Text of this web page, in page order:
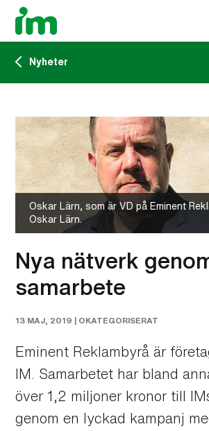
OM IM
CAREER SITE
VAD VI GÖR
VAD DU KAN GÖRA
AKTUELLT
Nyheter
IM:s tidskrift
Nyheter
Oskar Lärn, som är VD på Eminent
Oskar Lärn.
Nya nätverk
samarbete
13 MAJ, 2019 | OKATEGORISERAT
Eminent Reklambyrå är
IM. Samarbetet har bland
över 1,2 miljoner kronor till
genom en lyckad kampanj